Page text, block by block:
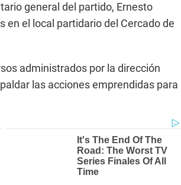
general del partido, Ernesto
en el local partidario del Cercado de
administrados por la dirección
las acciones emprendidas para